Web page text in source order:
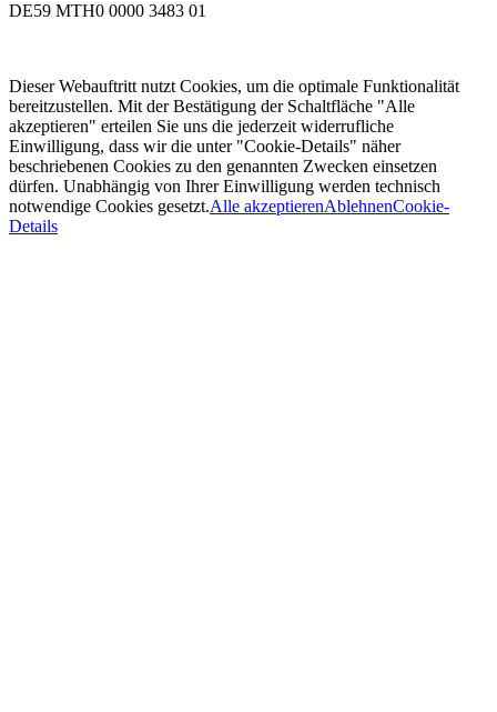
DE59 MTH0 0000 3483 01
Dieser Webauftritt nutzt Cookies, um die optimale Funktionalität
bereitzustellen. Mit der Bestätigung der Schaltfläche "Alle
akzeptieren" erteilen Sie uns die jederzeit widerrufliche
Einwilligung, dass wir die unter "Cookie-Details" näher
beschriebenen Cookies zu den genannten Zwecken einsetzen
dürfen. Unabhängig von Ihrer Einwilligung werden technisch
notwendige Cookies gesetzt.Alle akzeptierenAblehnenCookie-
Details